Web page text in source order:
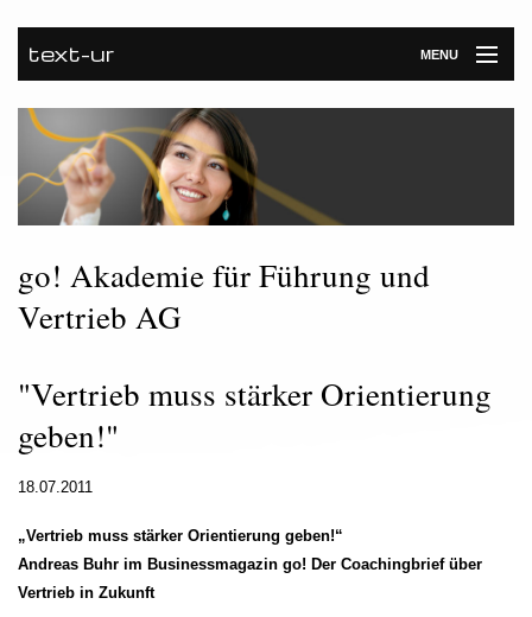
text-ur MENU
Startseite
Leistungen
Unternehmen
Referenzen
Kontakt
go! Akademie für Führung und
Vertrieb AG
"Vertrieb muss stärker Orientierung
geben!"
18.07.2011
„Vertrieb muss stärker Orientierung geben!“
Andreas Buhr im Businessmagazin go! Der Coachingbrief über
Vertrieb in Zukunft